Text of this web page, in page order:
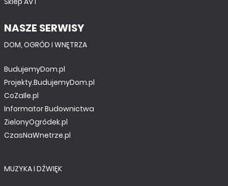
TUTORIALE
Jak zbudować oscyloskop z FFT z użyciem
STM32F746G-DISCO. cz. 2
NASZE SERWISY
DOM, OGRÓD I WNĘTRZA
BudujemyDom.pl
Projekty.BudujemyDom.pl
CoZaIle.pl
Informator Budownictwa
ZielonyOgródek.pl
CzasNaWnetrze.pl
MUZYKA I DŹWIĘK